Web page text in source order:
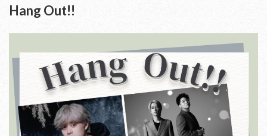
Hang Out!!